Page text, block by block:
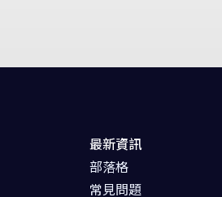
最新資訊
部落格
常見問題